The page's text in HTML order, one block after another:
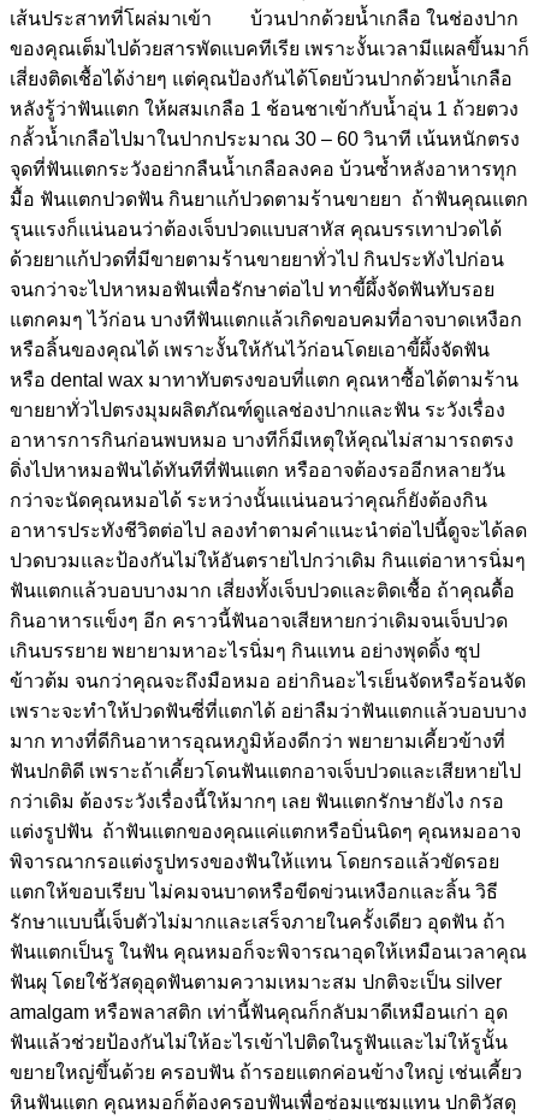
เส้นประสาทที่โผล่มาเข้า บ้วนปากด้วยน้ำเกลือ ในช่องปาก
ของคุณเต็มไปด้วยสารพัดแบคทีเรีย เพราะงั้นเวลามีแผลขึ้นมาก็
เสี่ยงติดเชื้อได้ง่ายๆ แต่คุณป้องกันได้โดยบ้วนปากด้วยน้ำเกลือ
หลังรู้ว่าฟันแตก ให้ผสมเกลือ 1 ช้อนชาเข้ากับน้ำอุ่น 1 ถ้วยตวง
กลั้วน้ำเกลือไปมาในปากประมาณ 30 – 60 วินาที เน้นหนักตรง
จุดที่ฟันแตกระวังอย่ากลืนน้ำเกลือลงคอ บ้วนซ้ำหลังอาหารทุก
มื้อ ฟันแตกปวดฟัน กินยาแก้ปวดตามร้านขายยา ถ้าฟันคุณแตก
รุนแรงก็แน่นอนว่าต้องเจ็บปวดแบบสาหัส คุณบรรเทาปวดได้
ด้วยยาแก้ปวดที่มีขายตามร้านขายยาทั่วไป กินประทังไปก่อน
จนกว่าจะไปหาหมอฟันเพื่อรักษาต่อไป ทาขี้ผึ้งจัดฟันทับรอย
แตกคมๆ ไว้ก่อน บางทีฟันแตกแล้วเกิดขอบคมที่อาจบาดเหงือก
หรือลิ้นของคุณได้ เพราะงั้นให้กันไว้ก่อนโดยเอาขี้ผึ้งจัดฟัน
หรือ dental wax มาทาทับตรงขอบที่แตก คุณหาซื้อได้ตามร้าน
ขายยาทั่วไปตรงมุมผลิตภัณฑ์ดูแลช่องปากและฟัน ระวังเรื่อง
อาหารการกินก่อนพบหมอ บางทีก็มีเหตุให้คุณไม่สามารถตรง
ดิ่งไปหาหมอฟันได้ทันทีที่ฟันแตก หรืออาจต้องรออีกหลายวัน
กว่าจะนัดคุณหมอได้ ระหว่างนั้นแน่นอนว่าคุณก็ยังต้องกิน
อาหารประทังชีวิตต่อไป ลองทำตามคำแนะนำต่อไปนี้ดูจะได้ลด
ปวดบวมและป้องกันไม่ให้อันตรายไปกว่าเดิม กินแต่อาหารนิ่มๆ
ฟันแตกแล้วบอบบางมาก เสี่ยงทั้งเจ็บปวดและติดเชื้อ ถ้าคุณดื้อ
กินอาหารแข็งๆ อีก คราวนี้ฟันอาจเสียหายกว่าเดิมจนเจ็บปวด
เกินบรรยาย พยายามหาอะไรนิ่มๆ กินแทน อย่างพุดดิ้ง ซุป
ข้าวต้ม จนกว่าคุณจะถึงมือหมอ อย่ากินอะไรเย็นจัดหรือร้อนจัด
เพราะจะทำให้ปวดฟันซี่ที่แตกได้ อย่าลืมว่าฟันแตกแล้วบอบบาง
มาก ทางที่ดีกินอาหารอุณหภูมิห้องดีกว่า พยายามเคี้ยวข้างที่
ฟันปกติดี เพราะถ้าเคี้ยวโดนฟันแตกอาจเจ็บปวดและเสียหายไป
กว่าเดิม ต้องระวังเรื่องนี้ให้มากๆ เลย ฟันแตกรักษายังไง กรอ
แต่งรูปฟัน ถ้าฟันแตกของคุณแค่แตกหรือบิ่นนิดๆ คุณหมออาจ
พิจารณากรอแต่งรูปทรงของฟันให้แทน โดยกรอแล้วขัดรอย
แตกให้ขอบเรียบ ไม่คมจนบาดหรือขีดข่วนเหงือกและลิ้น วิธี
รักษาแบบนี้เจ็บตัวไม่มากและเสร็จภายในครั้งเดียว อุดฟัน ถ้า
ฟันแตกเป็นรู ในฟัน คุณหมอก็จะพิจารณาอุดให้เหมือนเวลาคุณ
ฟันผุ โดยใช้วัสดุอุดฟันตามความเหมาะสม ปกติจะเป็น silver
amalgam หรือพลาสติก เท่านี้ฟันคุณก็กลับมาดีเหมือนเก่า อุด
ฟันแล้วช่วยป้องกันไม่ให้อะไรเข้าไปติดในรูฟันและไม่ให้รูนั้น
ขยายใหญ่ขึ้นด้วย ครอบฟัน ถ้ารอยแตกค่อนข้างใหญ่ เช่นเคี้ยว
หินฟันแตก คุณหมอก็ต้องครอบฟันเพื่อซ่อมแซมแทน ปกติวัสดุ